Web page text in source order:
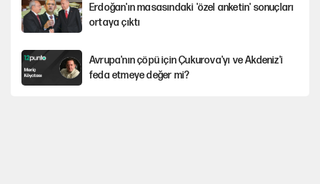
Erdoğan'ın masasındaki 'özel anketin' sonuçları
ortaya çıktı
Avrupa'nın çöpü için Çukurova'yı ve Akdeniz'i
feda etmeye değer mi?